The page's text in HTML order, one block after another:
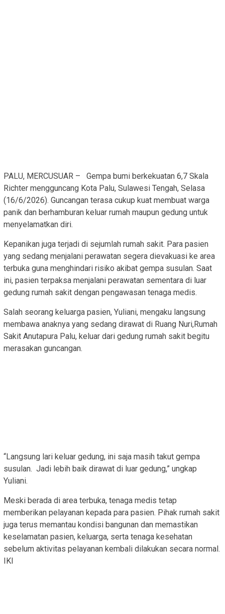
PALU, MERCUSUAR – Gempa bumi berkekuatan 6,7 Skala
Richter mengguncang Kota Palu, Sulawesi Tengah, Selasa
(16/6/2026). Guncangan terasa cukup kuat membuat warga
panik dan berhamburan keluar rumah maupun gedung untuk
menyelamatkan diri.
Kepanikan juga terjadi di sejumlah rumah sakit. Para pasien
yang sedang menjalani perawatan segera dievakuasi ke area
terbuka guna menghindari risiko akibat gempa susulan. Saat
ini, pasien terpaksa menjalani perawatan sementara di luar
gedung rumah sakit dengan pengawasan tenaga medis.
Salah seorang keluarga pasien, Yuliani, mengaku langsung
membawa anaknya yang sedang dirawat di Ruang Nuri,Rumah
Sakit Anutapura Palu, keluar dari gedung rumah sakit begitu
merasakan guncangan.
“Langsung lari keluar gedung, ini saja masih takut gempa
susulan. Jadi lebih baik dirawat di luar gedung,” ungkap
Yuliani.
Meski berada di area terbuka, tenaga medis tetap
memberikan pelayanan kepada para pasien. Pihak rumah sakit
juga terus memantau kondisi bangunan dan memastikan
keselamatan pasien, keluarga, serta tenaga kesehatan
sebelum aktivitas pelayanan kembali dilakukan secara normal.
IKI